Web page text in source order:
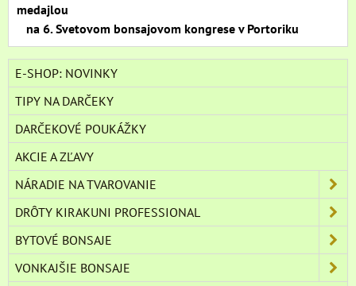
medajlou
na 6. Svetovom bonsajovom kongrese v Portoriku
E-SHOP: NOVINKY
TIPY NA DARČEKY
DARČEKOVÉ POUKÁŽKY
AKCIE A ZĽAVY
NÁRADIE NA TVAROVANIE
DRÔTY KIRAKUNI PROFESSIONAL
BYTOVÉ BONSAJE
VONKAJŠIE BONSAJE